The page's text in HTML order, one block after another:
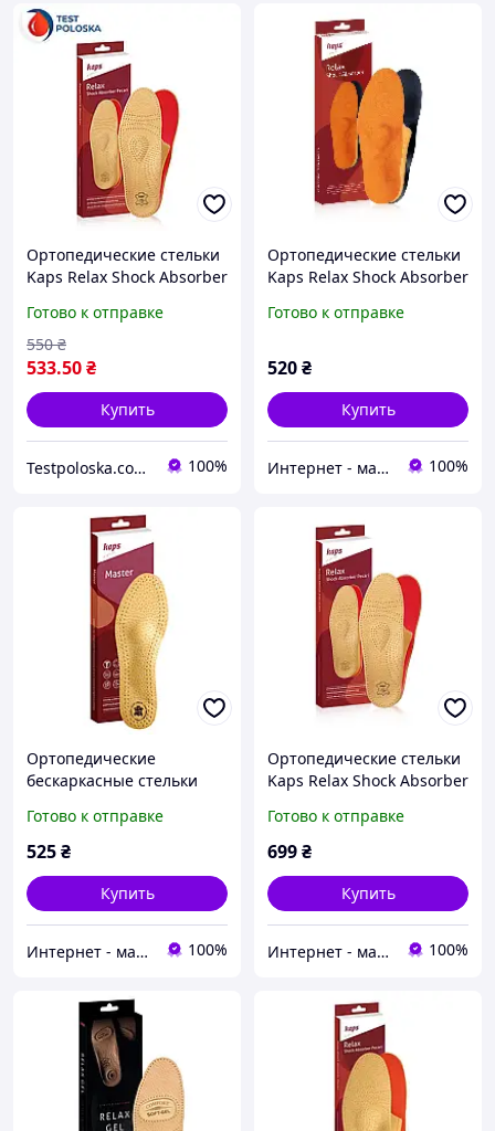
Ортопедические стельки
Kaps Relax Shock Absorber
Готово к отправке
533.50₴
550 ₴
Купить
Testpoloska.com.ua 100%
Ортопедические стельки
Kaps Relax Shock Absorber
плоскостопии
Готово к отправке
520₴
Купить
Интернет - магазин 602 100%
Ортопедические
бескаркасные стельки
при плоскостопии
Готово к отправке
525₴
Купить
Интернет - магазин 602 100%
Ортопедические стельки
Kaps Relax Shock Absorber
плоскостопии
Готово к отправке
699₴
Купить
Интернет - магазин 602 100%